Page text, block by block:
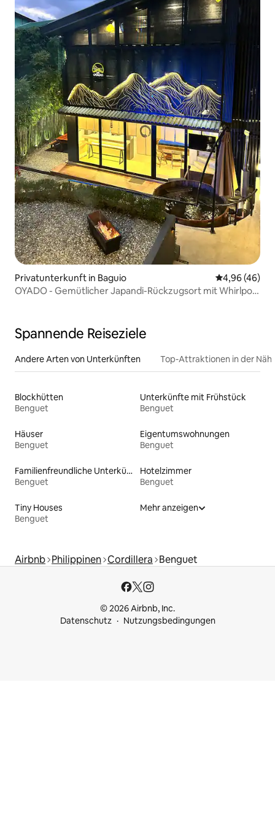
Privatunterkunft in Baguio
4,96 (46)
OYADO - Gemütlicher Japandi-Rückzugsort mit Whirlpool
Spannende Reiseziele
Andere Arten von Unterkünften Top-Attraktionen in der
Blockhütten
Benguet
Unterkünfte mit Frühstück
Benguet
Häuser
Benguet
Eigentumswohnungen
Benguet
Familienfreundliche Unterkünfte
Benguet
Hotelzimmer
Benguet
Tiny Houses
Benguet
Mehr anzeigen
Airbnb Philippinen Cordillera Benguet
© 2026 Airbnb, Inc.
Datenschutz
Nutzungsbedingungen